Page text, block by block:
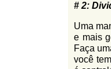
b
u
s
# 2:
Uma
e mais
Faça
você